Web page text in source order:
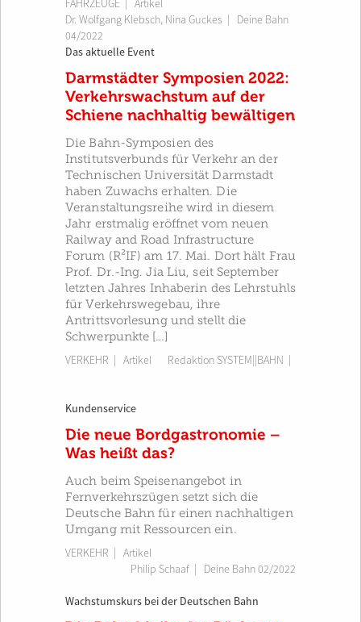
FAHRZEUGE | Artikel
Dr. Wolfgang Klebsch, Nina Guckes
Deine Bahn
04/2022
Das aktuelle Event
Darmstädter Symposien 2022:
Verkehrswachstum auf der
Schiene nachhaltig bewältigen
Die Bahn-Symposien des
Institutsverbunds für Verkehr an der
Technischen Universität Darmstadt
haben Zuwachs erhalten. Die
Veranstaltungsreihe wird in diesem
Jahr erstmalig eröffnet vom neuen
Railway and Road Infrastructure
Forum (R²IF) am 17. Mai. Dort hält Frau
Prof. Dr.-Ing. Jia Liu, seit September
letzten Jahres Inhaberin des Lehrstuhls
für Verkehrswegebau, ihre
Antrittsvorlesung und stellt die
Schwerpunkte […]
VERKEHR | Artikel Redaktion SYSTEM||BAHN
Kundenservice
Die neue Bordgastronomie –
Was heißt das?
Auch beim Speisenangebot in
Fernverkehrszügen setzt sich die
Deutsche Bahn für einen nachhaltigen
Umgang mit Ressourcen ein.
VERKEHR | Artikel
Philip Schaaf
Deine Bahn 02/2022
Wachstumskurs bei der Deutschen Bahn